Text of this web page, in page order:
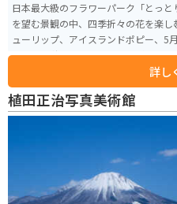
日本最大級のフラワーパーク「とっ
を望む景観の中、四季折々の花を楽
ューリップ、アイスランドポピー、5
やバラ、秋はコスモスやサルビア、
ーなど四季の花が園内を覆いつくします。 総面積50ヘクタールの敷
央には、直径50ｍ、高さ21ｍのドー
などの熱帯、亜熱帯の植物と、約
咲き乱れています。
詳し
植田正治写真美術館